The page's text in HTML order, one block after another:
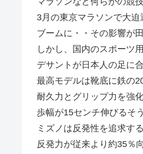
3月の東京マラソンで大
ブームに・・その影響が
しかし、国内のスポーツ
デサントが日本人の足に
最高モデルは靴底に鉄の
耐久力とグリップ力を強
歩幅が15センチ伸びるそ
ミズノは反発性を追求す
反発力が従来より約35％